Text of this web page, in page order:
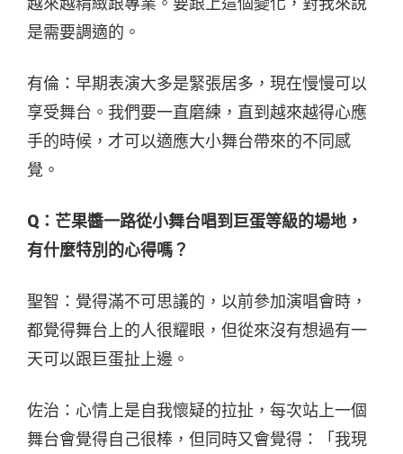
是需要調適的。
有倫：早期表演大多是緊張居多，現在慢慢可以
享受舞台。我們要一直磨練，直到越來越得心應
手的時候， 才可以適應大小舞台帶來的不同感
覺。
Q：芒果醬一路從小舞台唱到巨蛋等級的場地，
有什麼特別的心得嗎？
聖智：覺得滿不可思議的，以前參加演唱會時，
都覺得舞台上的人很耀眼，但從來沒有想過有一
天可以跟巨蛋扯上邊。
佐治：心情上是自我懷疑的拉扯，每次站上一個
舞台會覺得自己很棒，但同時又會覺得：「我現